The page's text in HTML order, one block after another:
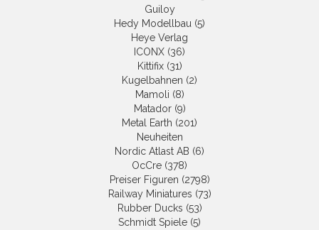
Guiloy
Hedy Modellbau (5)
Heye Verlag
ICONX (36)
Kittifix (31)
Kugelbahnen (2)
Mamoli (8)
Matador (9)
Metal Earth (201)
Neuheiten
Nordic Atlast AB (6)
OcCre (378)
Preiser Figuren (2798)
Railway Miniatures (73)
Rubber Ducks (53)
Schmidt Spiele (5)